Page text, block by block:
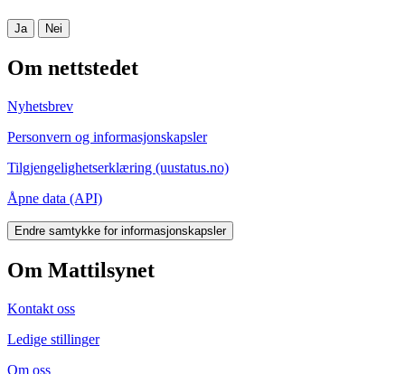
Ja Nei
Om nettstedet
Nyhetsbrev
Personvern og informasjonskapsler
Tilgjengelighetserklæring (uustatus.no)
Åpne data (API)
Endre samtykke for informasjonskapsler
Om Mattilsynet
Kontakt oss
Ledige stillinger
Om oss